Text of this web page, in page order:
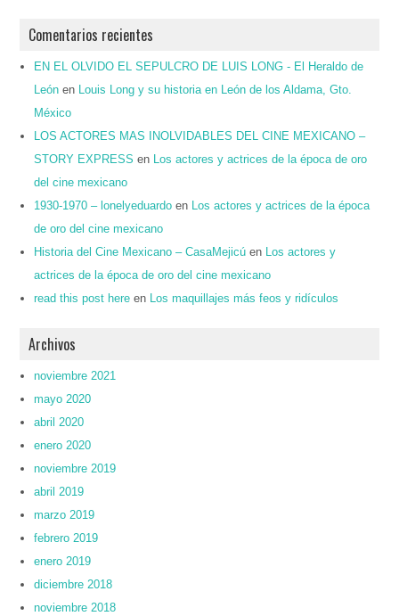
Comentarios recientes
EN EL OLVIDO EL SEPULCRO DE LUIS LONG - El Heraldo de
León en
Louis Long y su historia en León de los Aldama, Gto.
México
LOS ACTORES MAS INOLVIDABLES DEL CINE MEXICANO –
STORY EXPRESS en
Los actores y actrices de la época de oro
del cine mexicano
1930-1970 – lonelyeduardo en
Los actores y actrices de la época
de oro del cine mexicano
Historia del Cine Mexicano – CasaMejicú en
Los actores y
actrices de la época de oro del cine mexicano
read this post here en Los maquillajes más feos y ridículos
Archivos
noviembre 2021
mayo 2020
abril 2020
enero 2020
noviembre 2019
abril 2019
marzo 2019
febrero 2019
enero 2019
diciembre 2018
noviembre 2018